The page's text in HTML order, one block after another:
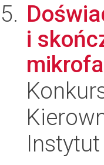
i
Instytut